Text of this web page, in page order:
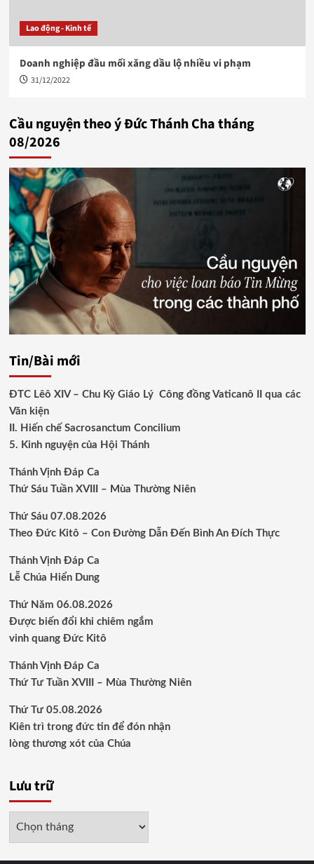
Lao động - Kinh tế
Doanh nghiệp đầu mối xăng dầu lộ nhiều vi phạm
31/12/2022
Cầu nguyện theo ý Đức Thánh Cha tháng
08/2026
Tin/Bài mới
ĐTC Lêô XIV – Chu Kỳ Giáo Lý Công đồng Vaticanô II qua các
Văn kiện
II. Hiến chế Sacrosanctum Concilium
5. Kinh nguyện của Hội Thánh
Thánh Vịnh Đáp Ca
Thứ Sáu Tuần XVIII – Mùa Thường Niên
Thứ Sáu 07.08.2026
Theo Đức Kitô – Con Đường Dẫn Đến Bình An Đích Thực
Thánh Vịnh Đáp Ca
Lễ Chúa Hiển Dung
Thứ Năm 06.08.2026
Được biến đổi khi chiêm ngắm
vinh quang Đức Kitô
Thánh Vịnh Đáp Ca
Thứ Tư Tuần XVIII – Mùa Thường Niên
Thứ Tư 05.08.2026
Kiên trì trong đức tin để đón nhận
lòng thương xót của Chúa
Lưu trữ